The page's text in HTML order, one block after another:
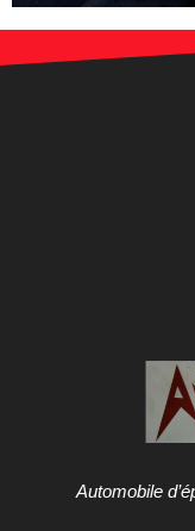
Automobile